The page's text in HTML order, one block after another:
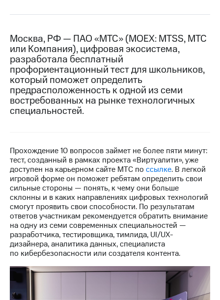
информация
Контакты
Медиа-центр
Пресс-
релизы
МТС
о технологиях
Финансовая
отчетность
Контакты
Новости
в
регионе
и акционерам
Корпоративное
управление
Москва, РФ — ПАО «МТС» (MOEX: MTSS, МТС
или Компания), цифровая экосистема,
разработала бесплатный
профориентационный тест для школьников,
который поможет определить
предрасположенность к одной из семи
востребованных на рынке технологичных
специальностей.
Прохождение 10 вопросов займет не более пяти минут:
тест, созданный в рамках проекта «Виртуалити», уже
доступен на карьерном сайте МТС по ссылке. В легкой
игровой форме он поможет ребятам определить свои
сильные стороны — понять, к чему они больше
склонны и в каких направлениях цифровых технологий
смогут проявить свои способности. По результатам
ответов участникам рекомендуется обратить внимание
на одну из семи современных специальностей —
разработчика, тестировщика, тимлида, UI/UX-
дизайнера, аналитика данных, специалиста
по кибербезопасности или создателя контента.